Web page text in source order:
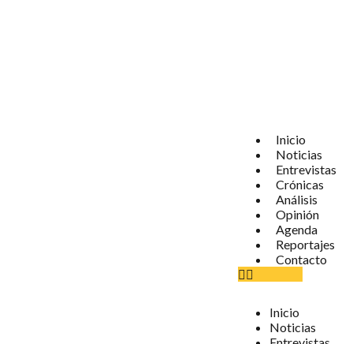
Inicio
Noticias
Entrevistas
Crónicas
Análisis
Opinión
Agenda
Reportajes
Contacto
Inicio
Noticias